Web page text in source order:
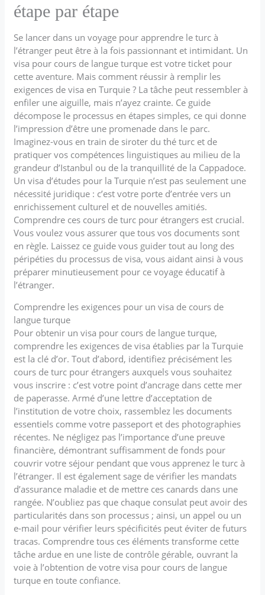
étape par étape
Se lancer dans un voyage pour apprendre le turc à
l’étranger peut être à la fois passionnant et intimidant. Un
visa pour cours de langue turque est votre ticket pour
cette aventure. Mais comment réussir à remplir les
exigences de visa en Turquie ? La tâche peut ressembler à
enfiler une aiguille, mais n’ayez crainte. Ce guide
décompose le processus en étapes simples, ce qui donne
l’impression d’être une promenade dans le parc.
Imaginez-vous en train de siroter du thé turc et de
pratiquer vos compétences linguistiques au milieu de la
grandeur d’Istanbul ou de la tranquillité de la Cappadoce.
Un visa d’études pour la Turquie n’est pas seulement une
nécessité juridique : c’est votre porte d’entrée vers un
enrichissement culturel et de nouvelles amitiés.
Comprendre ces cours de turc pour étrangers est crucial.
Vous voulez vous assurer que tous vos documents sont
en règle. Laissez ce guide vous guider tout au long des
péripéties du processus de visa, vous aidant ainsi à vous
préparer minutieusement pour ce voyage éducatif à
l’étranger.
Comprendre les exigences pour un visa de cours de
langue turque
Pour obtenir un visa pour cours de langue turque,
comprendre les exigences de visa établies par la Turquie
est la clé d’or. Tout d’abord, identifiez précisément les
cours de turc pour étrangers auxquels vous souhaitez
vous inscrire : c’est votre point d’ancrage dans cette mer
de paperasse. Armé d’une lettre d’acceptation de
l’institution de votre choix, rassemblez les documents
essentiels comme votre passeport et des photographies
récentes. Ne négligez pas l’importance d’une preuve
financière, démontrant suffisamment de fonds pour
couvrir votre séjour pendant que vous apprenez le turc à
l’étranger. Il est également sage de vérifier les mandats
d’assurance maladie et de mettre ces canards dans une
rangée. N’oubliez pas que chaque consulat peut avoir des
particularités dans son processus ; ainsi, un appel ou un
e-mail pour vérifier leurs spécificités peut éviter de futurs
tracas. Comprendre tous ces éléments transforme cette
tâche ardue en une liste de contrôle gérable, ouvrant la
voie à l’obtention de votre visa pour cours de langue
turque en toute confiance.